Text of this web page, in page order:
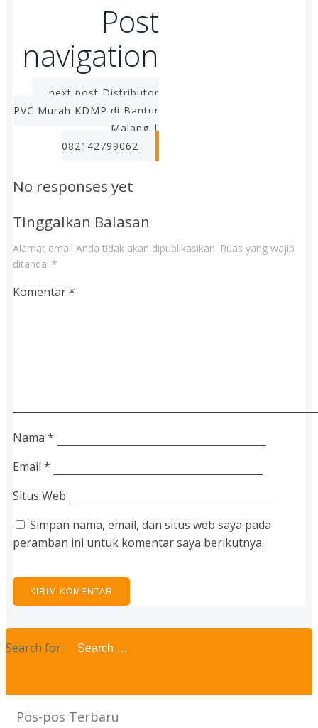
Post
navigation
next post Distributor
PVC Murah KDMP di Bantur
Malang |
082142799062
No responses yet
Tinggalkan Balasan
Alamat email Anda tidak akan dipublikasikan. Ruas yang wajib
ditandai *
Komentar*
Nama *
Email *
Situs Web
Simpan nama, email, dan situs web saya pada
peramban ini untuk komentar saya berikutnya.
Search for:
Pos-pos Terbaru